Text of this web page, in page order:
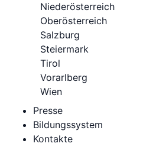
Niederösterreich
Oberösterreich
Salzburg
Steiermark
Tirol
Vorarlberg
Wien
Presse
Bildungssystem
Kontakte